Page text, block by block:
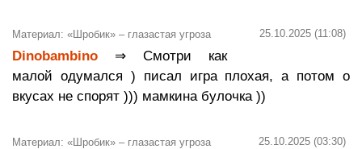
25.10.2025 (11:08)
Материал: «Шробик» – глазастая угроза
Dinobambino ⇒ Смотри как
малой одумался ) писал игра плохая, а потом о
вкусах не спорят ))) мамкина булочка ))
25.10.2025 (03:30)
Материал: «Шробик» – глазастая угроза